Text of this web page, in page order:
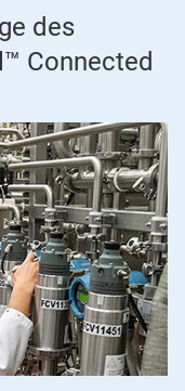
des
Connected